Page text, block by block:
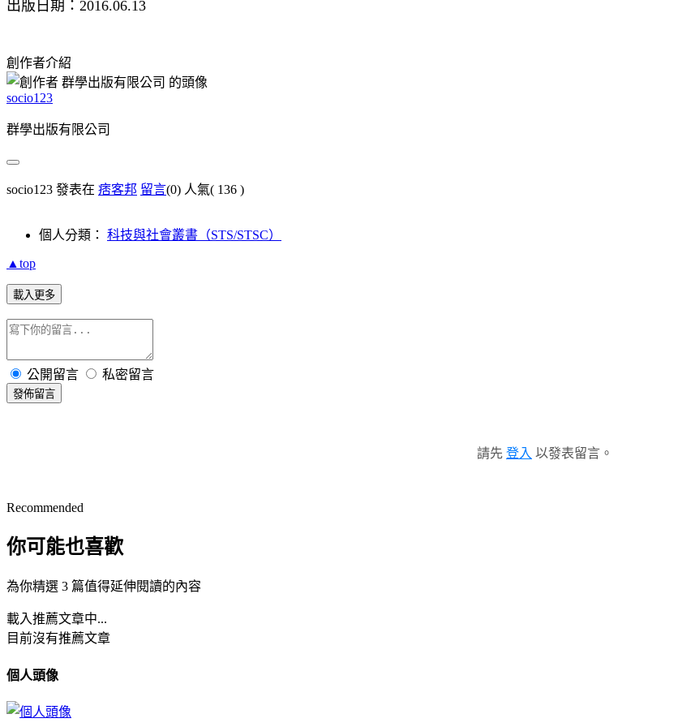
出版日期：2016.06.13
創作者介紹
socio123
群學出版有限公司
socio123 發表在 痞客邦 留言(0) 人氣( 136 )
個人分類： 科技與社會叢書（STS/STSC）
▲top
載入更多
公開留言 私密留言
發佈留言
請先 登入 以發表留言。
Recommended
你可能也喜歡
為你精選 3 篇值得延伸閱讀的內容
載入推薦文章中...
目前沒有推薦文章
個人頭像